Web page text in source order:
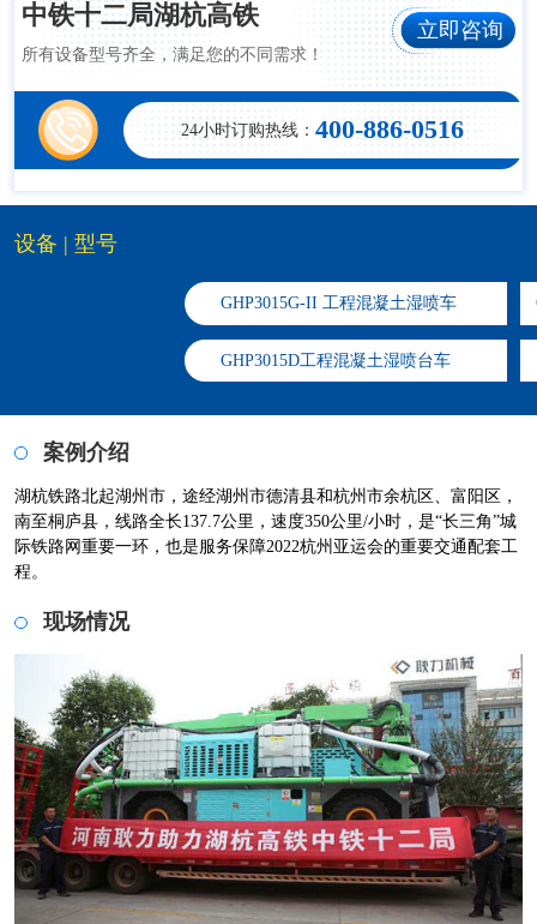
中铁十二局湖杭高铁
所有设备型号齐全，满足您的不同需求！
立即咨询
24小时订购热线：400-886-0516
设备 | 型号
GHP3015G-II 工程混凝土湿喷车
​GHP3015D工程混凝土湿喷台车
案例介绍
湖杭铁路北起湖州市，途经湖州市德清县和杭州市余杭区、富阳区，
南至桐庐县，线路全长137.7公里，速度350公里/小时，是“长三角”城
际铁路网重要一环，也是服务保障2022杭州亚运会的重要交通配套工
程。
现场情况